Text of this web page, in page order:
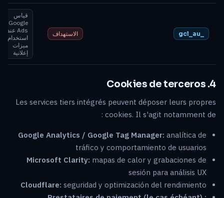
الاستهداف
قياس
Google
Ads عند
استخدام
ميزات
إعلانية
4. Cookies de terceros
Les services tiers intégrés peuvent déposer leurs propres
cookies. Il s'agit notamment de :
Google Analytics / Google Tag Manager: analítica de
tráfico y comportamiento de usuarios
Microsoft Clarity: mapas de calor y grabaciones de
sesión para análisis UX
Cloudflare: seguridad y optimización del rendimiento